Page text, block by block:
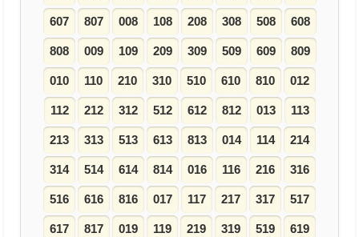
607 807 008 108 208 308 508 608
808 009 109 209 309 509 609 809
010 110 210 310 510 610 810 012
112 212 312 512 612 812 013 113
213 313 513 613 813 014 114 214
314 514 614 814 016 116 216 316
516 616 816 017 117 217 317 517
617 817 019 119 219 319 519 619